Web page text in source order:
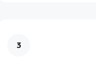
3